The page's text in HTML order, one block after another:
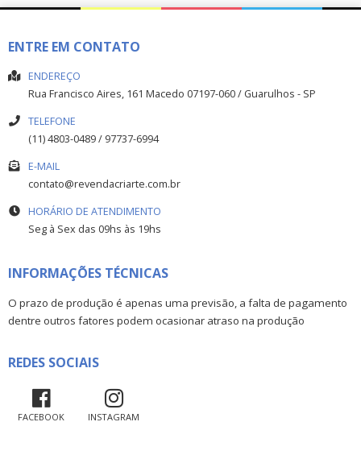
ENTRE EM CONTATO
ENDEREÇO
Rua Francisco Aires, 161 Macedo 07197-060/ Guarulhos - SP
TELEFONE
(11) 4803-0489 / 97737-6994
E-MAIL
contato@revendacriarte.com.br
HORÁRIO DE ATENDIMENTO
Seg à Sex das 09hs às 19hs
INFORMAÇÕES TÉCNICAS
O prazo de produção é apenas uma previsão, a falta de pagamento
dentre outros fatores podem ocasionar atraso na produção
REDES SOCIAIS
FACEBOOK INSTAGRAM